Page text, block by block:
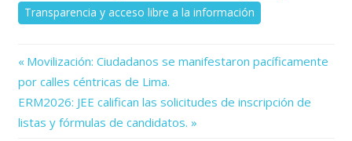
Transparencia y acceso libre a la información
Navegación
de
entradas
Previous
Post:
Movilización: Ciudadanos se manifestaron pacíficamente
por calles céntricas de Lima.
Next
Post:
ERM2026: JEE califican las solicitudes de inscripción de
listas y fórmulas de candidatos.